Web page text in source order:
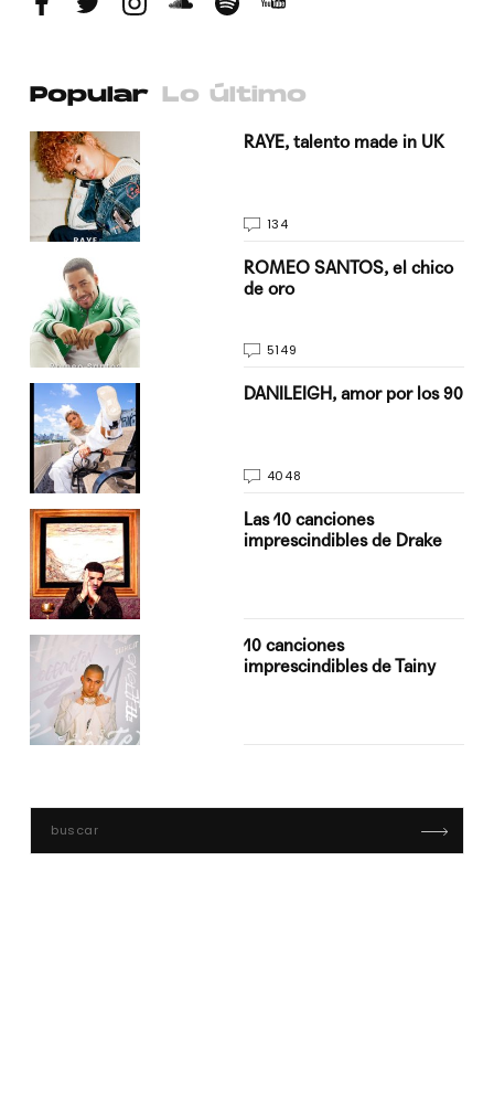
Popular Lo último
RAYE, talento made in UK
134
ROMEO SANTOS, el chico
de oro
5149
DANILEIGH, amor por los 90
4048
Las 10 canciones
imprescindibles de Drake
10 canciones
imprescindibles de Tainy